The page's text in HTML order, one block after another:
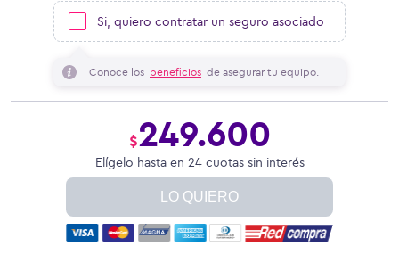
Si, quiero contratar un seguro asociado
Conoce los beneficios de asegurar tu equipo.
$249.600
Elígelo hasta en 24 cuotas sin interés
LO QUIERO